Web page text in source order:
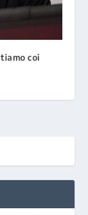
coi